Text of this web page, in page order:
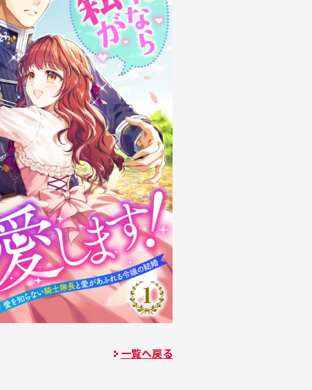
一覧へ戻る